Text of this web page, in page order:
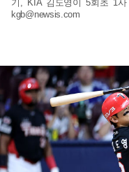
기, KIA 김도영이 5회초 1
kgb@newsis.com